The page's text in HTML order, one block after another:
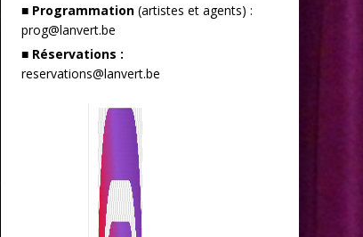
■ Programmation(artistes et agents) :
prog@lanvert.be
■ Réservations :
reservations@lanvert.be